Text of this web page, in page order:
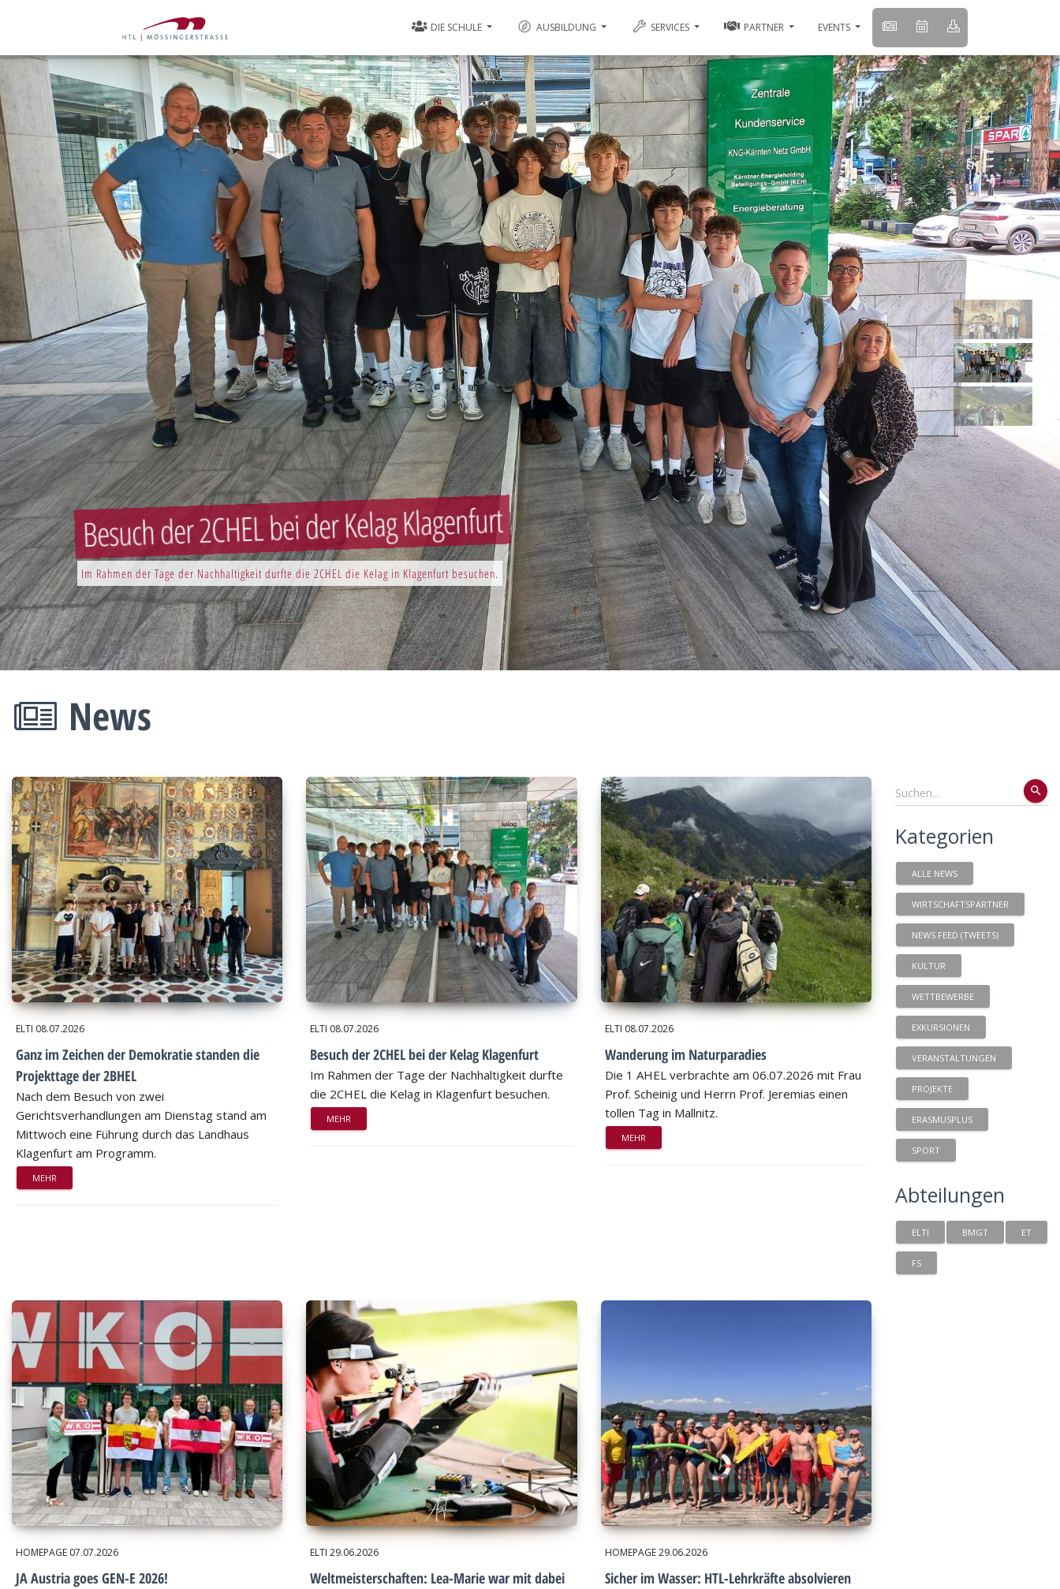
DIE SCHULE AUSBILDUNG SERVICES PARTNER EVENTS
Im Rahmen der Tage der Nachhaltigkeit durfte die 2CHEL die Kelag in Klagenfurt besuchen.
Besuch der 2CHEL bei der Kelag Klagenfurt
News
ELTI 08.07.2026
Ganz im Zeichen der Demokratie standen die
Projekttage der 2BHEL
Nach dem Besuch von zwei
Gerichtsverhandlungen am Dienstag stand am
Mittwoch eine Führung durch das Landhaus
Klagenfurt am Programm.
MEHR
ELTI 08.07.2026
Besuch der 2CHEL bei der Kelag Klagenfurt
Im Rahmen der Tage der Nachhaltigkeit durfte
die 2CHEL die Kelag in Klagenfurt besuchen.
MEHR
ELTI 08.07.2026
Wanderung im Naturparadies
Die 1 AHEL verbrachte am 06.07.2026 mit Frau
Prof. Scheinig und Herrn Prof. Jeremias einen
tollen Tag in Mallnitz.
MEHR
HOMEPAGE 07.07.2026
JA Austria goes GEN-E 2026!
ELTI29.06.2026
Weltmeisterschaften: Lea-Marie war mit dabei
HOMEPAGE29.06.2026
Sicher im Wasser: HTL-Lehrkräfte absolvieren
search
Kategorien
ALLE NEWS
WIRTSCHAFTSPARTNER
NEWS FEED (TWEETS)
KULTUR
WETTBEWERBE
EXKURSIONEN
VERANSTALTUNGEN
PROJEKTE
ERASMUSPLUS
SPORT
Abteilungen
ELTI BMGT ET
FS